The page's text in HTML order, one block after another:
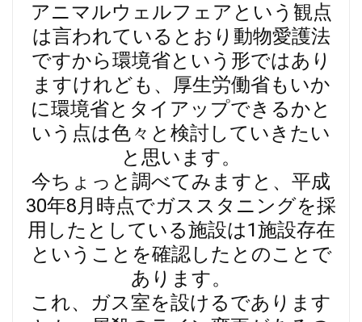
アニマルウェルフェアという観点
は言われているとおり動物愛護法
ですから環境省という形ではあり
ますけれども、厚生労働省もいか
に環境省とタイアップできるかと
いう点は色々と検討していきたい
と思います。
今ちょっと調べてみますと、平成
30年8月時点でガススタニングを採
用したとしている施設は1施設存在
ということを確認したとのことで
あります。
これ、ガス室を設けるであります